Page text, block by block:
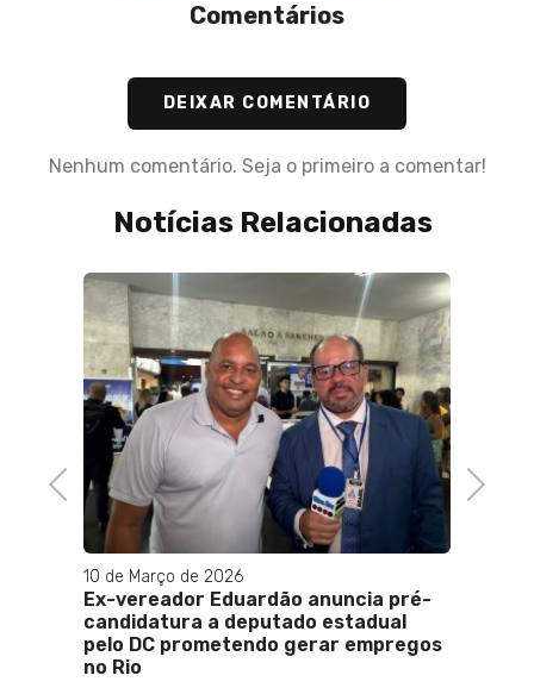
Comentários
DEIXAR COMENTÁRIO
Nenhum comentário. Seja o primeiro a comentar!
Notícias Relacionadas
Previous
10 de Março de 2026
Ex-vereador Eduardão anuncia pré-
candidatura a deputado estadual
pelo DC prometendo gerar empregos
no Rio
Next